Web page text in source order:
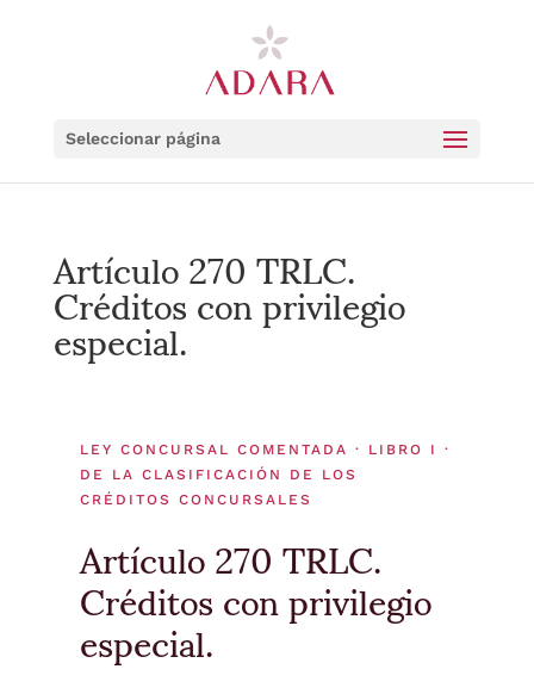
Seleccionar página
Artículo 270 TRLC.
Créditos con privilegio
especial.
LEY CONCURSAL COMENTADA · LIBRO I ·
DE LA CLASIFICACIÓN DE LOS
CRÉDITOS CONCURSALES
Artículo 270 TRLC.
Créditos con privilegio
especial.